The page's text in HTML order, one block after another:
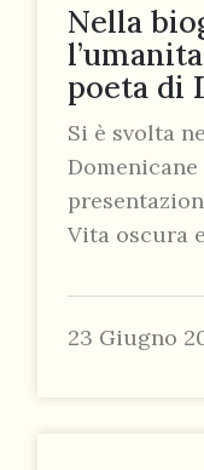
Nella
poeta di
Si è svolta
Vita oscura
23 Giugno